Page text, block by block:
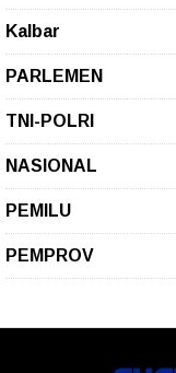
Kalbar
PARLEMEN
TNI-POLRI
NASIONAL
PEMILU
PEMPROV